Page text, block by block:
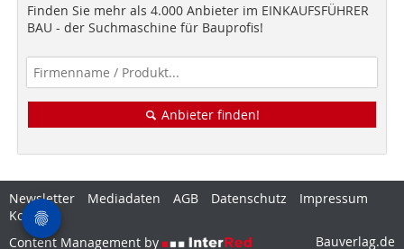
Finden Sie mehr als 4.000 Anbieter im EINKAUFSFÜHRER
BAU - der Suchmaschine für Bauprofis!
Anbieter finden!
Newsletter Mediadaten AGB Datenschutz
Impressum
Kontakt
Content Management by
Bauverlag.de